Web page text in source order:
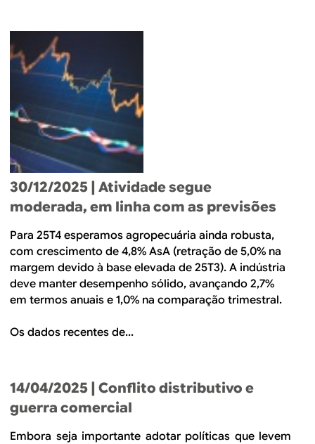
30/12/2025 | Atividade segue
moderada, em linha com as previsões
Para 25T4 esperamos agropecuária ainda robusta,
com crescimento de 4,8% AsA (retração de 5,0% na
margem devido à base elevada de 25T3). A indústria
deve manter desempenho sólido, avançando 2,7%
em termos anuais e 1,0% na comparação trimestral.
Os dados recentes de...
14/04/2025 | Conflito distributivo e
guerra comercial
Embora seja importante adotar políticas que levem